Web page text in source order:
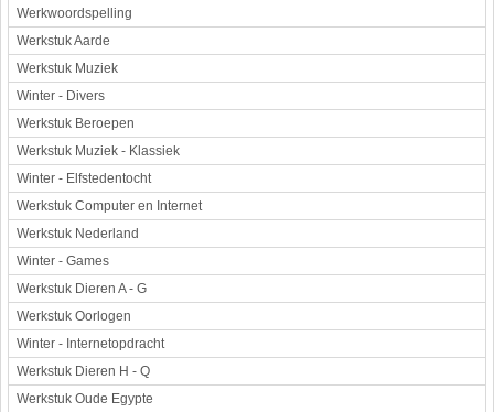
Werkwoordspelling
Werkstuk Aarde
Werkstuk Muziek
Winter - Divers
Werkstuk Beroepen
Werkstuk Muziek - Klassiek
Winter - Elfstedentocht
Werkstuk Computer en Internet
Werkstuk Nederland
Winter - Games
Werkstuk Dieren A - G
Werkstuk Oorlogen
Winter - Internetopdracht
Werkstuk Dieren H - Q
Werkstuk Oude Egypte